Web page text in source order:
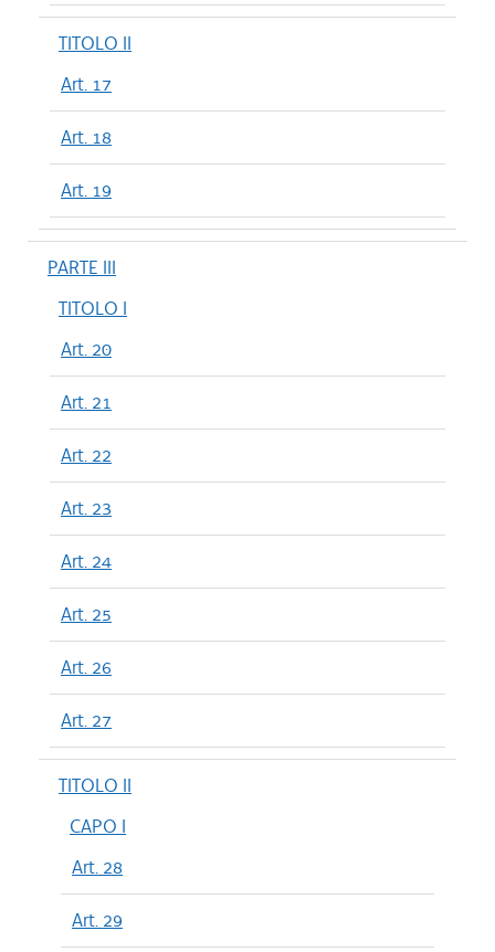
TITOLO II
Art. 17
Art. 18
Art. 19
PARTE III
TITOLO I
Art. 20
Art. 21
Art. 22
Art. 23
Art. 24
Art. 25
Art. 26
Art. 27
TITOLO II
CAPO I
Art. 28
Art. 29